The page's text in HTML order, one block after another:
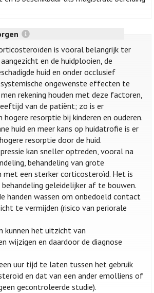
is vooral belangrijk ter
en de huidplooien, de
huid en onder occlusief
systemische ongewenste effecten te
rekening houden met deze factoren,
van de patiënt; zo is er
hogere resorptie bij kinderen en ouderen.
huid en meer kans op huidatrofie is er
resorptie door de huid.
kan sneller optreden, vooral na
behandeling van grote
met een sterker corticosteroïd. Het is
behandeling geleidelijker af te bouwen.
handen wassen om onbedoeld contact
te vermijden (risico van periorale
kunnen het uitzicht van
wijzigen en daardoor de diagnose
uur tijd te laten tussen het gebruik
en dat van een ander emolliens of
gecontroleerde studie).